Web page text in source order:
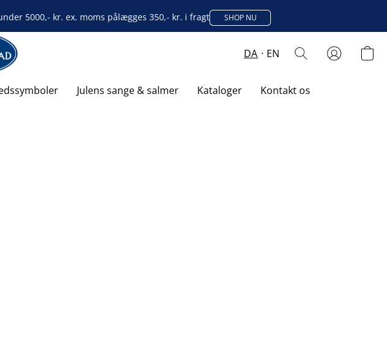
5000,- kr. ex. moms pålægges 350,- kr. i fragt SHOP NU
DA EN
Julens sange & salmer Kataloger Kontakt os